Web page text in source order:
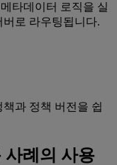
타데이터 로직을 실
로 라우팅됩니다.
과 정책 버전을 쉽
사례의 사용